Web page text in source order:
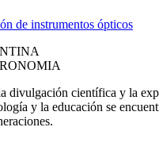
de instrumentos ópticos
divulgación científica y la
y la educación se